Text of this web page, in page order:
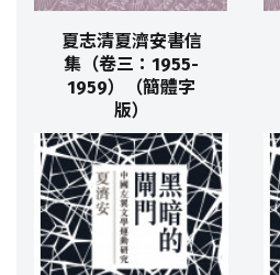
夏志清夏濟安書信
集（卷三：1955-
1959）（簡體字
版）